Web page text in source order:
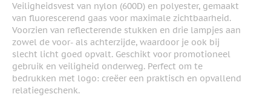
Veiligheidsvest van nylon (600D) en polyester, gemaakt
van fluorescerend gaas voor maximale zichtbaarheid.
Voorzien van reflecterende stukken en drie lampjes aan
zowel de voor- als achterzijde, waardoor je ook bij
slecht licht goed opvalt. Geschikt voor promotioneel
gebruik en veiligheid onderweg. Perfect om te
bedrukken met logo: creëer een praktisch en opvallend
relatiegeschenk.